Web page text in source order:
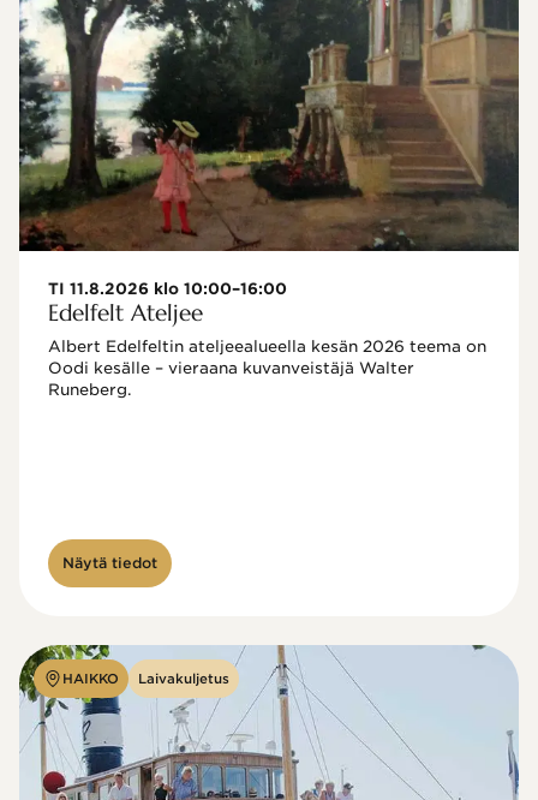
TI 11.8.2026 klo 10:00–16:00
Edelfelt Ateljee
Albert Edelfeltin ateljeealueella kesän 2026 teema on
Oodi kesälle – vieraana kuvanveistäjä Walter
Näytä tiedot
HAIKKO Laivakuljetus